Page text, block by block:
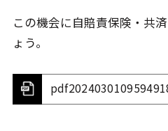
この機会に自賠責保険・共
ょう。